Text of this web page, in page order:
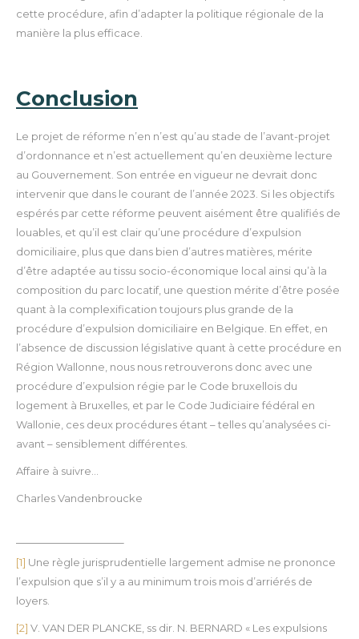
cette procédure, afin d’adapter la politique régionale de la
manière la plus efficace.
Conclusion
Le projet de réforme n’en n’est qu’au stade de l’avant-projet
d’ordonnance et n’est actuellement qu’en deuxième lecture
au Gouvernement. Son entrée en vigueur ne devrait donc
intervenir que dans le courant de l’année 2023. Si les objectifs
espérés par cette réforme peuvent aisément être qualifiés de
louables, et qu’il est clair qu’une procédure d’expulsion
domiciliaire, plus que dans bien d’autres matières, mérite
d’être adaptée au tissu socio-économique local ainsi qu’à la
composition du parc locatif, une question mérite d’être posée
quant à la complexification toujours plus grande de la
procédure d’expulsion domiciliaire en Belgique. En effet, en
l’absence de discussion législative quant à cette procédure en
Région Wallonne, nous nous retrouverons donc avec une
procédure d’expulsion régie par le Code bruxellois du
logement à Bruxelles, et par le Code Judiciaire fédéral en
Wallonie, ces deux procédures étant – telles qu’analysées ci-
avant – sensiblement différentes.
Affaire à suivre…
Charles Vandenbroucke
[1] Une règle jurisprudentielle largement admise ne prononce
l’expulsion que s’il y a au minimum trois mois d’arriérés de
loyers.
[2] V. VAN DER PLANCKE, ss dir. N. BERNARD « Les expulsions